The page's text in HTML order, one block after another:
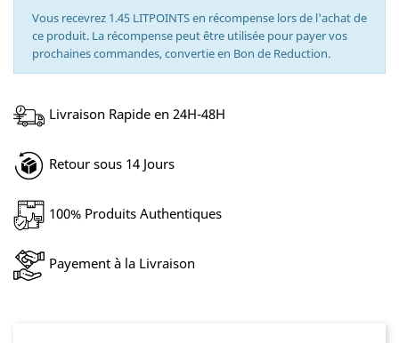
Vous recevrez 1.45 LITPOINTS en récompense lors de l'achat de
ce produit. La récompense peut être utilisée pour payer vos
prochaines commandes, convertie en Bon de Reduction.
Livraison Rapide en 24H-48H
Retour sous 14 Jours
100% Produits Authentiques
Payement à la Livraison